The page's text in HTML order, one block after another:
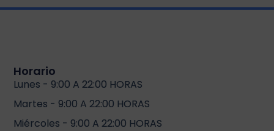
Horario
Lunes - 9:00 A 22:00 HORAS
Martes - 9:00 A 22:00 HORAS
Miércoles - 9:00 A 22:00 HORAS